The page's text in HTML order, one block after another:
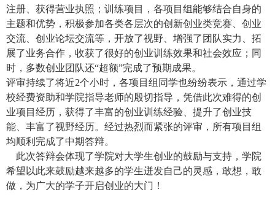
注册、获得营业执照；训练项目，各项目组能够结合自身的
主题和优势，积极参加各类各层次的创新创业类竞赛、创业
交流、创业论坛交流等，开放了视野、增强了团队实力、拓
展了业务合作，收获了很好的创业训练效果和社会效应；同
时，多数创业团队还“超额”完成了预期成果。
评审持续了将近2个小时，各项目组同学也纷纷表示，通过学
校经费资助和学院指导老师的殷切指导，凭借此次难得的创
业项目经历，获得了丰富的创业训练经验、提升了创业技
能、丰富了视野经历。经过热烈而紧张的评审，所有项目组
均顺利完成了中期答辩。
此次答辩会体现了学院对大学生创业的鼓励与支持，学院
希望以此来鼓励越来越多的学生迸发自己的灵感，敢想，敢
做，为广大的学子开启创业的大门！